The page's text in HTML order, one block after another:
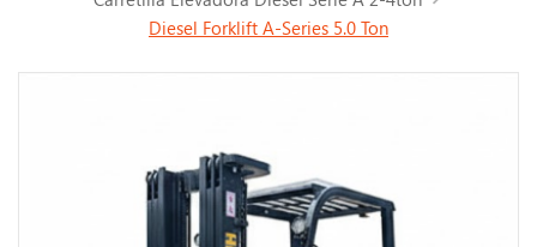
Diesel Forklift A-Series 5.0 Ton